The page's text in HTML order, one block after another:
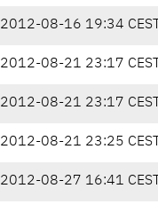
2012-08-16 19:34 CEST
2012-08-21 23:17 CEST
2012-08-21 23:17 CEST
2012-08-21 23:25 CEST
2012-08-27 16:41 CEST